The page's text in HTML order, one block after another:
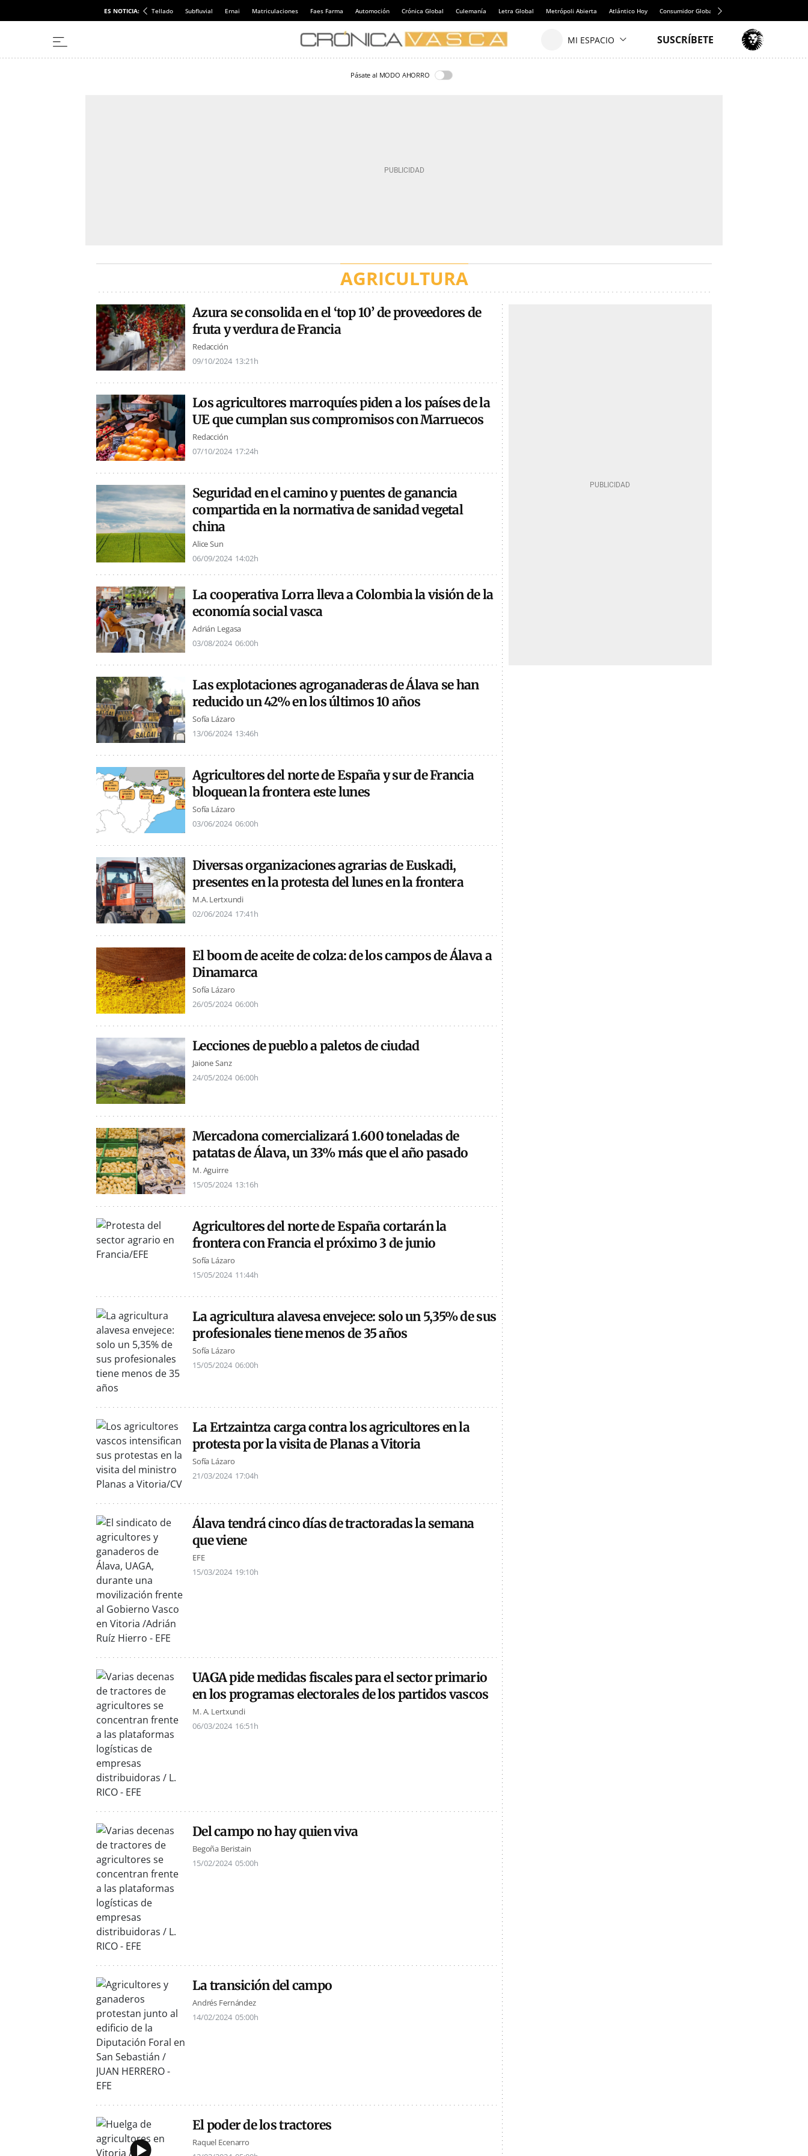
ES NOTICIA: Tellado Subfluvial Ernai Matriculaciones Faes Farma Automoción Crónica Global Culemanía Letra Global Metrópoli Abierta Atlántico Hoy Consumidor Global
Pásate al MODO AHORRO
AGRICULTURA
Azura se consolida en el ‘top 10’ de proveedores de
fruta y verdura de Francia
Redacción
09/10/2024 13:21h
Los agricultores marroquíes piden a los países de la
UE que cumplan sus compromisos con Marruecos
Redacción
07/10/2024 17:24h
Seguridad en el camino y puentes de ganancia
compartida en la normativa de sanidad vegetal
china
Alice Sun
06/09/2024 14:02h
La cooperativa Lorra lleva a Colombia la visión de la
economía social vasca
Adrián Legasa
03/08/2024 06:00h
Las explotaciones agroganaderas de Álava se han
reducido un 42% en los últimos 10 años
Sofía Lázaro
13/06/2024 13:46h
Agricultores del norte de España y sur de Francia
bloquean la frontera este lunes
Sofía Lázaro
03/06/2024 06:00h
Diversas organizaciones agrarias de Euskadi,
presentes en la protesta del lunes en la frontera
M.A. Lertxundi
02/06/2024 17:41h
El boom de aceite de colza: de los campos de Álava a
Dinamarca
Sofía Lázaro
26/05/2024 06:00h
Lecciones de pueblo a paletos de ciudad
Jaione Sanz
24/05/2024 06:00h
Mercadona comercializará 1.600 toneladas de
patatas de Álava, un 33% más que el año pasado
M. Aguirre
15/05/2024 13:16h
Agricultores del norte de España cortarán la
frontera con Francia el próximo 3 de junio
Sofía Lázaro
15/05/2024 11:44h
La agricultura alavesa envejece: solo un 5,35% de sus
profesionales tiene menos de 35 años
Sofía Lázaro
15/05/2024 06:00h
La Ertzaintza carga contra los agricultores en la
protesta por la visita de Planas a Vitoria
Sofía Lázaro
21/03/2024 17:04h
Álava tendrá cinco días de tractoradas la semana
que viene
EFE
15/03/2024 19:10h
UAGA pide medidas fiscales para el sector primario
en los programas electorales de los partidos vascos
M. A. Lertxundi
06/03/2024 16:51h
Del campo no hay quien viva
Begoña Beristain
15/02/2024 05:00h
La transición del campo
Andrés Fernández
14/02/2024 05:00h
El poder de los tractores
Raquel Ecenarro